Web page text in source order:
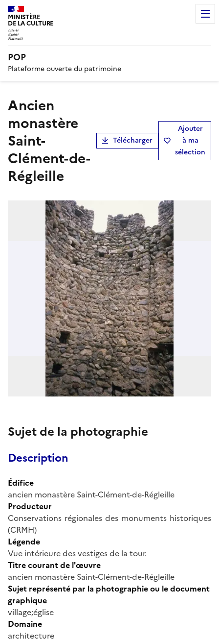
MINISTÈRE
DE LA CULTURE
POP
Plateforme ouverte du patrimoine
ancien
monastère
Saint-
Clément-de-
Régleille
Télécharger
Ajouter
à ma
sélection
Sujet de la photographie
Description
Édifice
ancien monastère Saint-Clément-de-Régleille
Producteur
Conservations régionales des monuments historiques
(CRMH)
Légende
Vue intérieure des vestiges de la tour.
Titre courant de l'œuvre
ancien monastère Saint-Clément-de-Régleille
Sujet représenté par la photographie ou le document
graphique
village;église
Domaine
architecture